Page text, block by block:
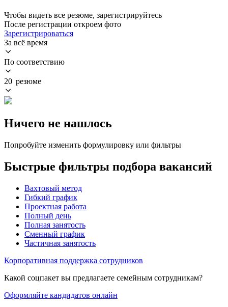
Чтобы видеть все резюме, зарегистрируйтесь
После регистрации откроем фото
Зарегистрироваться
За всё время
По соответствию
20 резюме
Ничего не нашлось
Попробуйте изменить формулировку или фильтры
Быстрые фильтры подбора вакансий
Вахтовый метод
Гибкий график
Проектная работа
Полный день
Полная занятость
Сменный график
Частичная занятость
Корпоративная поддержка сотрудников
Какой соцпакет вы предлагаете семейным сотрудникам?
Оформляйте кандидатов онлайн